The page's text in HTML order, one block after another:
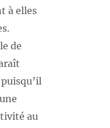
à elles
de
au